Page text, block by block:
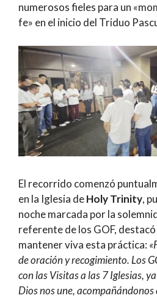
numerosos fieles para un
fe» en el inicio del Triduo
El recorrido comenzó
en la Iglesia deHoly Trinity,
noche marcada por la
referente de los GOF,
mantener viva esta práctica:
de oración y recogimiento. Los
con las Visitas a las 7 Iglesias,
Dios nos une,